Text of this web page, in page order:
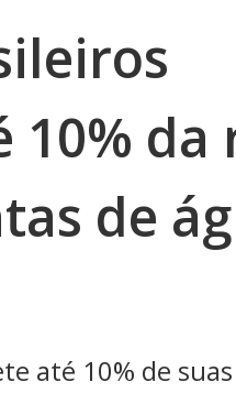
da
de
até 10% de